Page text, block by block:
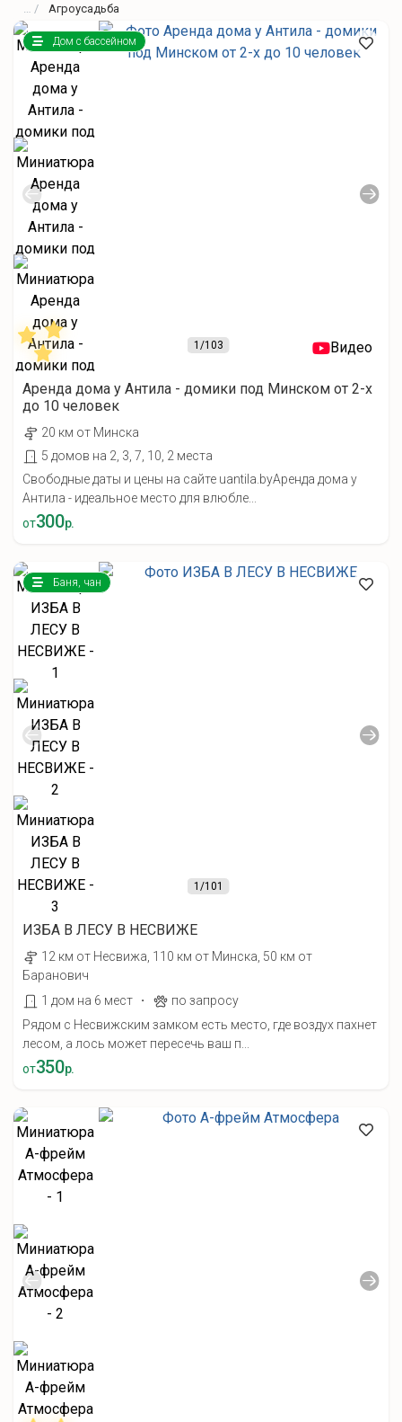
Агроусадьба
1 /103
Дом с бассейном
Видео
Аренда дома у Антила - домики под Минском от 2-х
до 10 человек
20 км от Минска
5 домов на 2, 3, 7, 10, 2 места
Свободные даты и цены на сайте uantila.byАренда дома у
Антила - идеальное место для влюбле...
от300р.
1 /101
Баня, чан
ИЗБА В ЛЕСУ В НЕСВИЖЕ
12 км от Несвижа, 110 км от Минска, 50 км от
Баранович
1 дом на 6 мест
·
по запросу
Рядом с Несвижским замком есть место, где воздух пахнет
лесом, а лось может пересечь ваш п...
от350р.